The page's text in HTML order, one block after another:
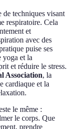
de techniques visant
respiratoire. Cela
et
avec des
puise ses
yoga et la
et réduire le stress.
Association, la
cardiaque et la
le même :
le corps. Que
prendre